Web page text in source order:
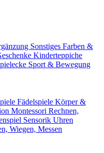
Sonstiges Farben &
Kinderteppiche
Sport & Bewegung
Fädelspiele Körper &
Montessori Rechnen,
Sensorik Uhren
Wiegen, Messen